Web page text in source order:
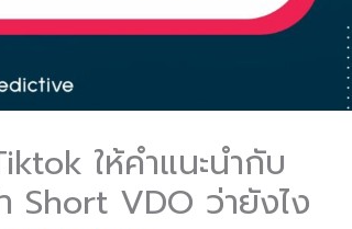
ให้คำแนะนำกับ
VDO ว่ายังไง